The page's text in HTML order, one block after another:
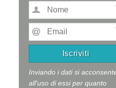
Inviando i dati si
all'uso di essi per quanto